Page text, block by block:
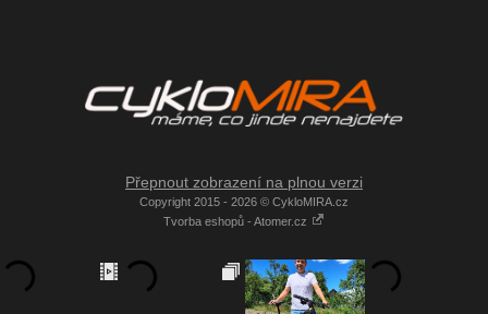
Přepnout zobrazení na plnou verzi
Copyright 2015 - 2026 © CykloMIRA.cz
Tvorba eshopů - Atomer.cz